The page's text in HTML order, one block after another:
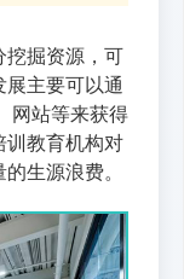
挖掘资源，可
展主要可以通
网站等来获得
训教育机构对
生源浪费。